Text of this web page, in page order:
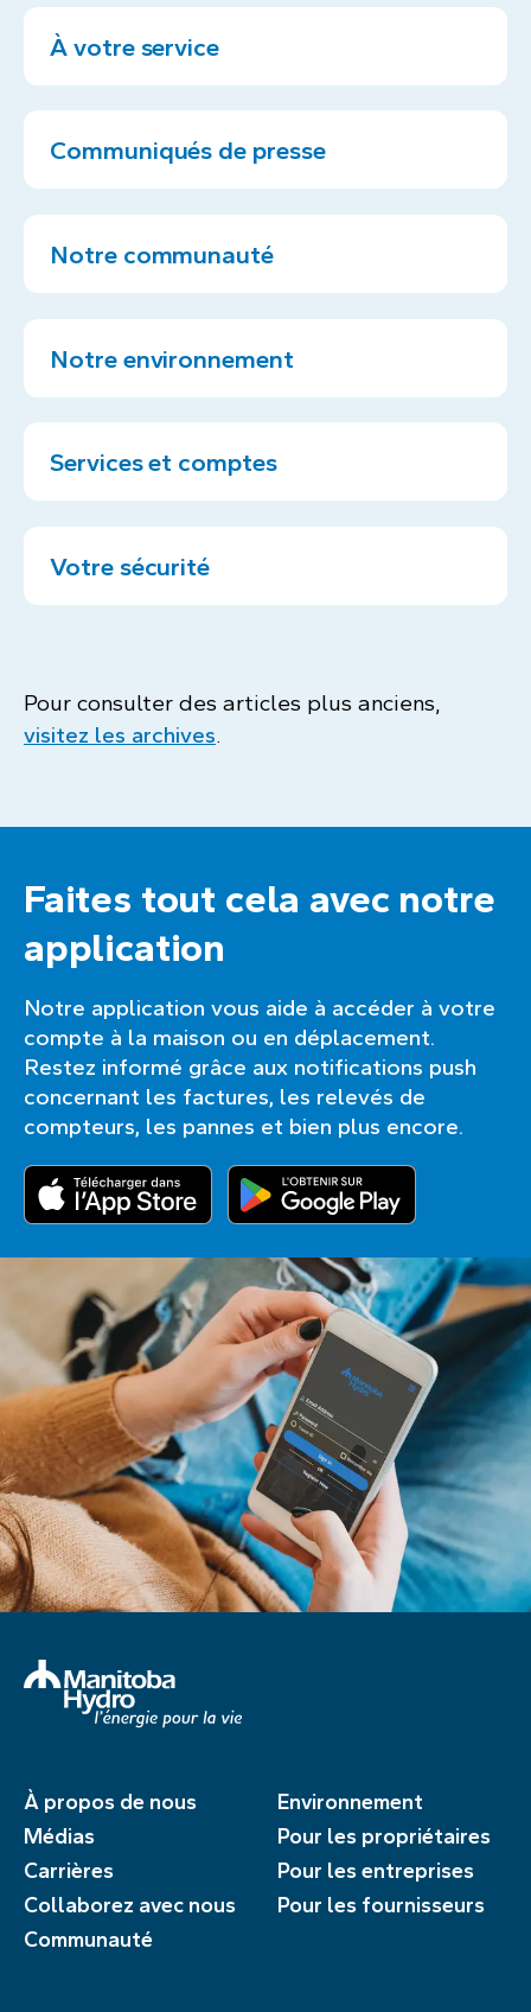
À votre service
Communiqués de presse
Notre communauté
Notre environnement
Services et comptes
Votre sécurité
Pour consulter des articles plus anciens,
visitez les archives.
Faites tout cela avec notre
application
Notre application vous aide à accéder à votre
compte à la maison ou en déplacement.
Restez informé grâce aux notifications push
concernant les factures, les relevés de
compteurs, les pannes et bien plus encore.
À propos de nous
Médias
Carrières
Collaborez avec nous
Communauté
Environnement
Pour les propriétaires
Pour les entreprises
Pour les fournisseurs